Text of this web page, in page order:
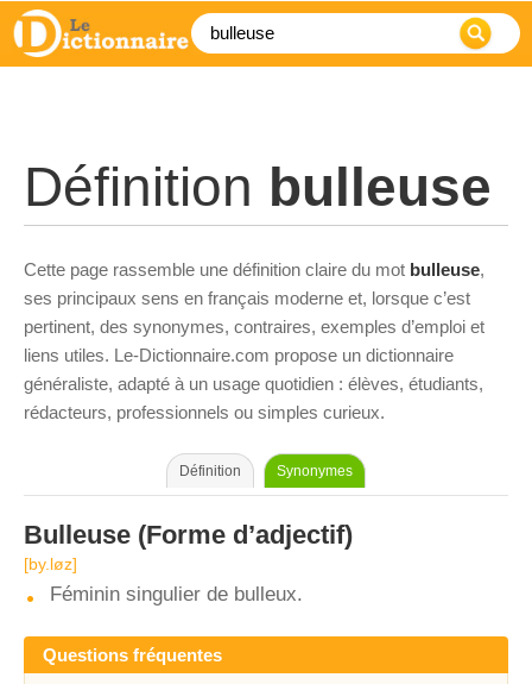
Définition bulleuse
Cette page rassemble une définition claire du mot bulleuse,
ses principaux sens en français moderne et, lorsque c’est
pertinent, des synonymes, contraires, exemples d’emploi et
liens utiles. Le-Dictionnaire.com propose un dictionnaire
généraliste, adapté à un usage quotidien : élèves, étudiants,
rédacteurs, professionnels ou simples curieux.
Définition Synonymes
Bulleuse (Forme d’adjectif)
[by.løz]
Féminin singulier de bulleux.
Questions fréquentes